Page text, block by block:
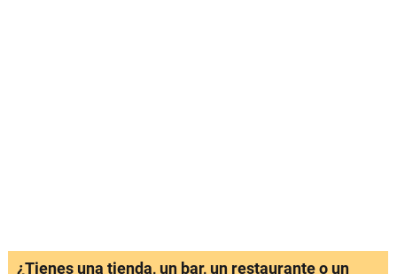
¿Tienes una tienda, un bar, un restaurante o un